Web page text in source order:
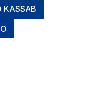
KASSAB